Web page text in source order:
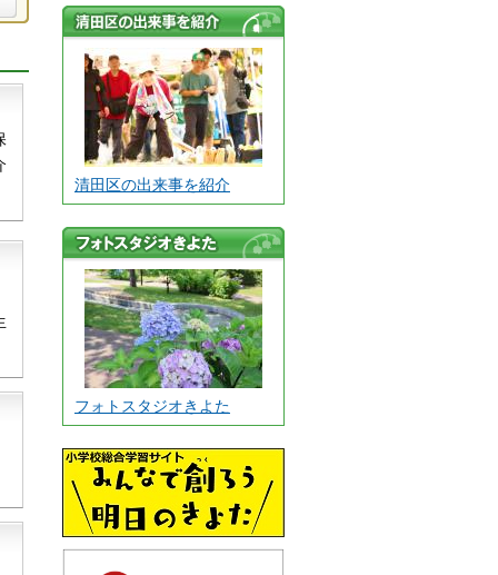
清田区の出来事
を紹介
清田区の出来事を紹介
フォトスタジオ
きよた
フォトスタジオきよた